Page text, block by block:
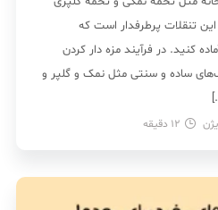
این تنقلات پرطرفدار است که
کنید. در فرآیند مزه دار کردن
ساده‌ و سنتی مثل نمک و گلپر و
12 دقیقه